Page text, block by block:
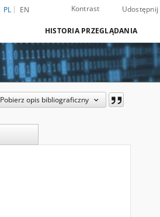
PL EN Kontrast Udostępnij
HISTORIA PRZEGLĄDANIA
Pobierz opis bibliograficzny